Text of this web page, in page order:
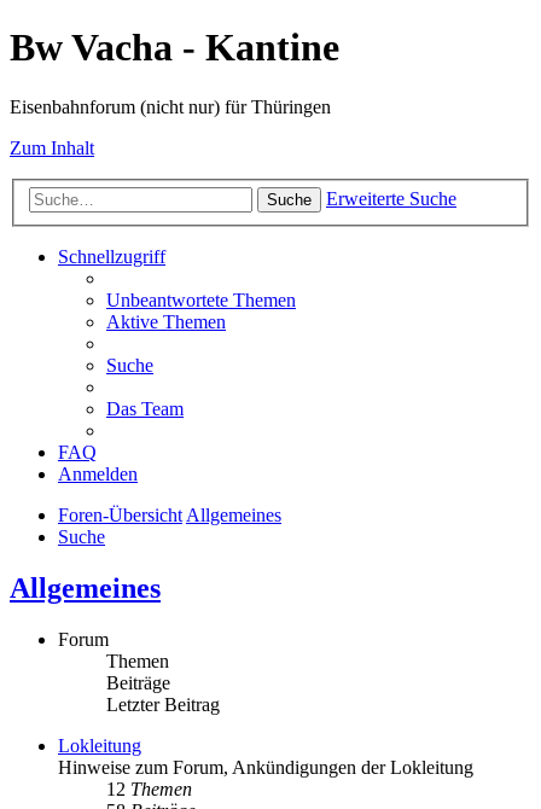
Bw Vacha - Kantine
Eisenbahnforum (nicht nur) für Thüringen
Zum Inhalt
Suche Erweiterte Suche
Schnellzugriff
Unbeantwortete Themen
Aktive Themen
Suche
Das Team
FAQ
Anmelden
Foren-ÜbersichtAllgemeines
Suche
Allgemeines
Forum
Themen
Beiträge
Letzter Beitrag
Lokleitung
Hinweise zum Forum, Ankündigungen der Lokleitung
12 Themen